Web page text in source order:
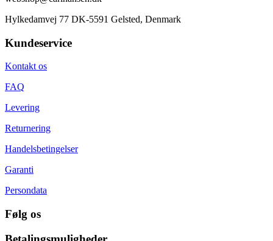
Hylkedamvej 77 DK-5591 Gelsted, Denmark
Kundeservice
Kontakt os
FAQ
Levering
Returnering
Handelsbetingelser
Garanti
Persondata
Følg os